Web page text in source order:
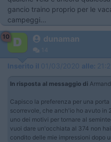
gancio traino proprio per le
campeggi...
10 dunaman
14
Inserito il 01/03/2020 alle:
In risposta al messaggio di
Capisco la preferenza per una
scorrevole, che anch'io ho avuto in
uno dei motivi per tornare al
vuoi dare un'occhiata al 374 non
condito delle mie impressioni dopo